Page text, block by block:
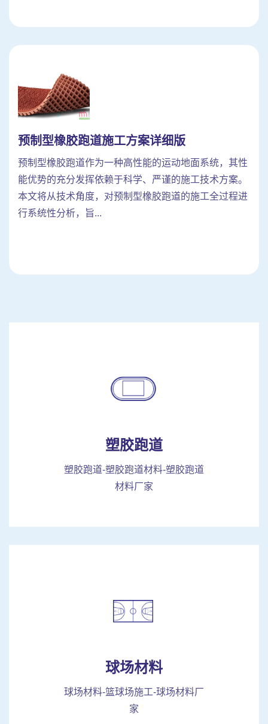
预制型橡胶跑道施工方案详细版
预制型橡胶跑道作为一种高性能的运动地面系统，其性
能优势的充分发挥依赖于科学、严谨的施工技术方案。
本文将从技术角度，对预制型橡胶跑道的施工全过程进
行系统性分析，旨...
塑胶跑道
塑胶跑道-塑胶跑道材料-塑胶跑道
材料厂家
球场材料
球场材料-篮球场施工-球场材料厂
家